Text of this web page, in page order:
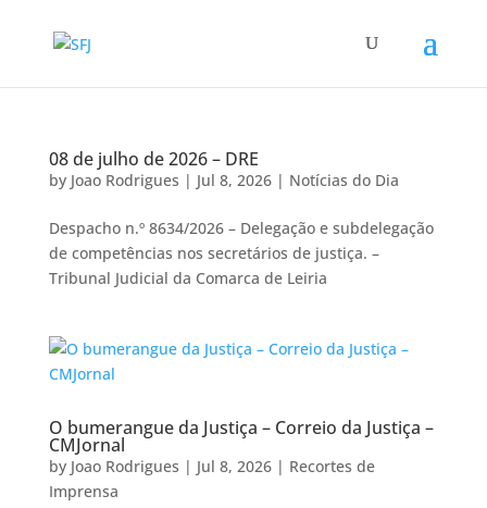
08 de julho de 2026 – DRE
by Joao Rodrigues | Jul 8, 2026| Notícias do Dia
Despacho n.º 8634/2026 – Delegação e subdelegação
de competências nos secretários de justiça. –
Tribunal Judicial da Comarca de Leiria
O bumerangue da Justiça – Correio da Justiça –
CMJornal
by Joao Rodrigues | Jul 8, 2026| Recortes de
Imprensa